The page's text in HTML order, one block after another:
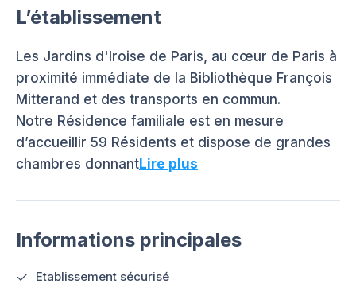
L’établissement
Les Jardins d'Iroise de Paris, au cœur de Paris à
proximité immédiate de la Bibliothèque François
Mitterand et des transports en commun.
Notre Résidence familiale est en mesure
d’accueillir 59 Résidents et dispose de grandes
chambres donnantLire plus
Informations principales
Etablissement sécurisé